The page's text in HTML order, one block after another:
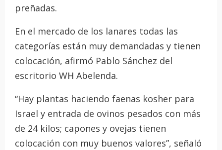
preñadas.
En el mercado de los lanares todas las
categorías están muy demandadas y tienen
colocación, afirmó Pablo Sánchez del
escritorio WH Abelenda.
“Hay plantas haciendo faenas kosher para
Israel y entrada de ovinos pesados con más
de 24 kilos; capones y ovejas tienen
colocación con muy buenos valores”, señaló